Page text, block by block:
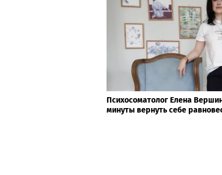
Психосоматолог Елена
минуты вернуть себе